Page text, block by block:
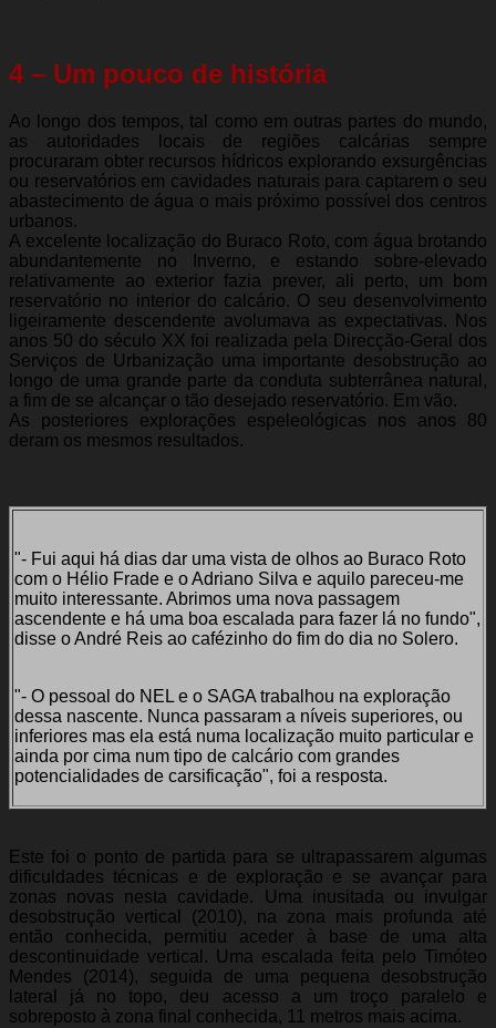
4 – Um pouco de história
Ao longo dos tempos, tal como em outras partes do mundo,
as autoridades locais de regiões calcárias sempre
procuraram obter recursos hídricos explorando exsurgências
ou reservatórios em cavidades naturais para captarem o seu
abastecimento de água o mais próximo possível dos centros
urbanos.
A excelente localização do Buraco Roto, com água brotando
abundantemente no Inverno, e estando sobre-elevado
relativamente ao exterior fazia prever, ali perto, um bom
reservatório no interior do calcário. O seu desenvolvimento
ligeiramente descendente avolumava as expectativas. Nos
anos 50 do século XX foi realizada pela Direcção-Geral dos
Serviços de Urbanização uma importante desobstrução ao
longo de uma grande parte da conduta subterrânea natural,
a fim de se alcançar o tão desejado reservatório. Em vão.
As posteriores explorações espeleológicas nos anos 80
deram os mesmos resultados.
"- Fui aqui há dias dar uma vista de olhos ao Buraco Roto
com o Hélio Frade e o Adriano Silva e aquilo pareceu-me
muito interessante. Abrimos uma nova passagem
ascendente e há uma boa escalada para fazer lá no fundo",
disse o André Reis ao cafézinho do fim do dia no Solero.
"- O pessoal do NEL e o SAGA trabalhou na exploração
dessa nascente. Nunca passaram a níveis superiores, ou
inferiores mas ela está numa localização muito particular e
ainda por cima num tipo de calcário com grandes
potencialidades de carsificação", foi a resposta.
Este foi o ponto de partida para se ultrapassarem algumas
dificuldades técnicas e de exploração e se avançar para
zonas novas nesta cavidade. Uma inusitada ou invulgar
desobstrução vertical (2010), na zona mais profunda até
então conhecida, permitiu aceder à base de uma alta
descontinuidade vertical. Uma escalada feita pelo Timóteo
Mendes (2014), seguida de uma pequena desobstrução
lateral já no topo, deu acesso a um troço paralelo e
sobreposto à zona final conhecida, 11 metros mais acima.